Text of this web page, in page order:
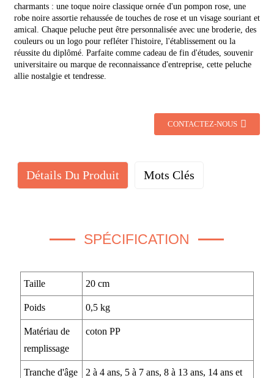
charmants : une toque noire classique ornée d'un pompon rose, une
robe noire assortie rehaussée de touches de rose et un visage souriant et
amical. Chaque peluche peut être personnalisée avec une broderie, des
couleurs ou un logo pour refléter l'histoire, l'établissement ou la
réussite du diplômé. Parfaite comme cadeau de fin d'études, souvenir
universitaire ou marque de reconnaissance d'entreprise, cette peluche
allie nostalgie et tendresse.
CONTACTEZ-NOUS
Détails Du Produit Mots Clés
SPÉCIFICATION
Taille 20 cm
Poids 0,5 kg
Matériau de
remplissage
coton PP
Tranche d'âge
2 à 4 ans, 5 à 7 ans, 8 à 13 ans, 14 ans et